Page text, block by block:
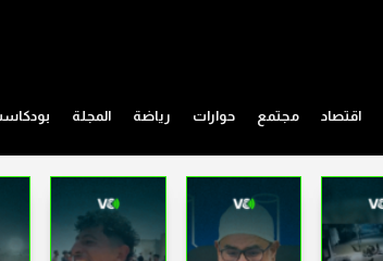
اقتصاد مجتمع حوارات رياضة المجلة